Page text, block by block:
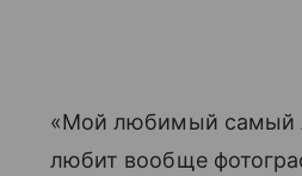
«Мой любимый самый
любит вообще